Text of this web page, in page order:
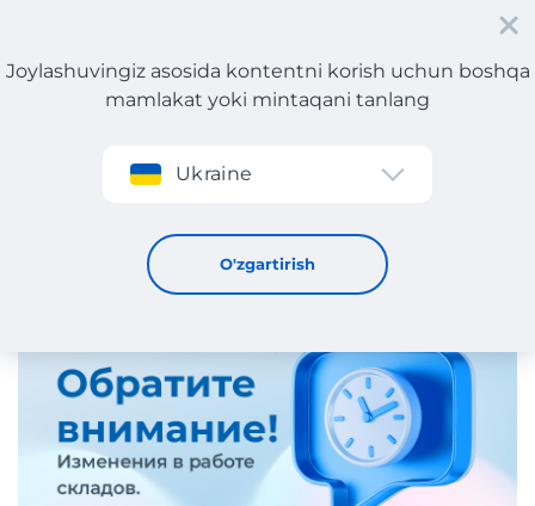
Roʻyxatdan oʻtish
Joylashuvingiz asosida kontentni korish uchun boshqa
mamlakat yoki mintaqani tanlang
Ukraine
O'zgartirish
Bayram davrida Meest Shopping omborining ish vaqti.